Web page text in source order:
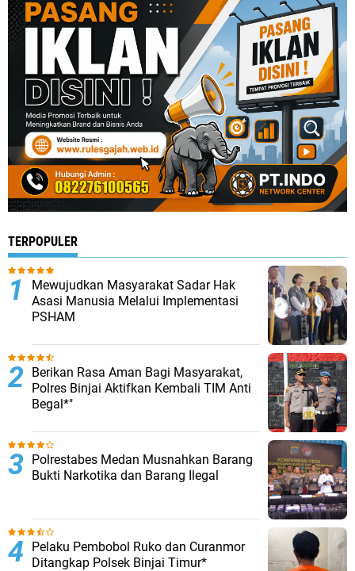
TERPOPULER
Mewujudkan Masyarakat Sadar Hak
Asasi Manusia Melalui Implementasi
PSHAM
Berikan Rasa Aman Bagi Masyarakat,
Polres Binjai Aktifkan Kembali TIM Anti
Begal*"
Polrestabes Medan Musnahkan Barang
Bukti Narkotika dan Barang Ilegal
Pelaku Pembobol Ruko dan Curanmor
Ditangkap Polsek Binjai Timur*